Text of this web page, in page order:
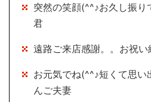
突然の笑顔(^^♪お久し振り
君
遠路ご来店感謝。。お祝
お元気でね(^^♪短くて思い
んご夫妻